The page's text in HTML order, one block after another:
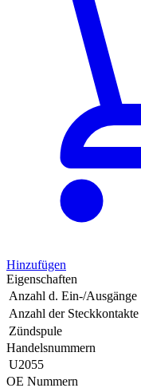
Hinzufügen
Eigenschaften
Anzahl d. Ein-/Ausgänge
Anzahl der Steckkontakte
Zündspule
Handelsnummern
U2055
OE Nummern